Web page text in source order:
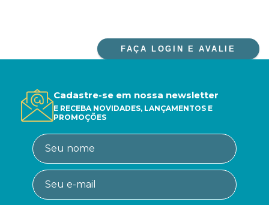
FAÇA LOGIN E AVALIE
Cadastre-se em nossa newsletter
E RECEBA NOVIDADES, LANÇAMENTOS E
PROMOÇÕES